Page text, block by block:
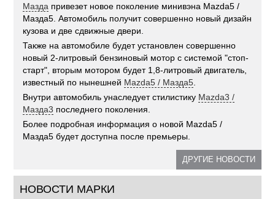
Мазда привезет новое поколение минивэна Mazda5 /
Мазда5. Автомобиль получит совершенно новый дизайн
кузова и две сдвижные двери.
Также на автомобиле будет установлен совершенно
новый 2-литровый бензиновый мотор с системой "стоп-
старт", вторым мотором будет 1,8-литровый двигатель,
известный по нынешней Mazda5 / Мазда5
Внутри автомобиль унаследует стилистику Mazda3 /
Мазда3 последнего поколения.
Более подробная информация о новой Mazda5 /
Мазда5 будет доступна после премьеры.
ДРУГИЕ НОВОСТИ
НОВОСТИ МАРКИ